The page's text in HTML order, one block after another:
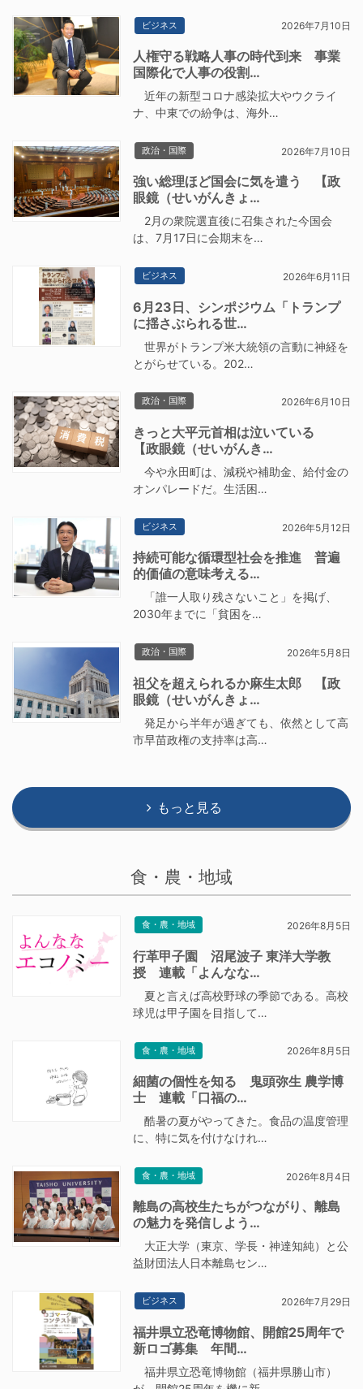
ビジネス 2026年7月10日
人権守る戦略人事の時代到来 事業
国際化で人事の役割…
近年の新型コロナ感染拡大やウクライ
ナ、中東での紛争は、海外…
政治・国際 2026年7月10日
強い総理ほど国会に気を遣う 【政
眼鏡（せいがんきょ…
2月の衆院選直後に召集された今国会
は、7月17日に会期末を…
ビジネス 2026年6月11日
6月23日、シンポジウム「トランプ
に揺さぶられる世…
世界がトランプ米大統領の言動に神経を
とがらせている。202…
政治・国際 2026年6月10日
きっと大平元首相は泣いている
【政眼鏡（せいがんき…
今や永田町は、減税や補助金、給付金の
オンパレードだ。生活困…
ビジネス 2026年5月12日
持続可能な循環型社会を推進 普遍
的価値の意味考える…
「誰一人取り残さないこと」を掲げ、
2030年までに「貧困を…
政治・国際 2026年5月8日
祖父を超えられるか麻生太郎 【政
眼鏡（せいがんきょ…
発足から半年が過ぎても、依然として高
市早苗政権の支持率は高…
もっと見る
食・農・地域
食・農・地域 2026年8月5日
行革甲子園 沼尾波子 東洋大学教
授 連載「よんなな…
夏と言えば高校野球の季節である。高校
球児は甲子園を目指して…
食・農・地域 2026年8月5日
細菌の個性を知る 鬼頭弥生 農学博
士 連載「口福の…
酷暑の夏がやってきた。食品の温度管理
に、特に気を付けなけれ…
食・農・地域 2026年8月4日
離島の高校生たちがつながり、離島
の魅力を発信しよう…
大正大学（東京、学長・神達知純）と公
益財団法人日本離島セン…
ビジネス 2026年7月29日
福井県立恐竜博物館、開館25周年で
新ロゴ募集 年間…
福井県立恐竜博物館（福井県勝山市）